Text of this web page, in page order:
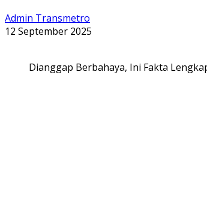
Admin Transmetro
12 September 2025
Dianggap Berbahaya, Ini Fakta